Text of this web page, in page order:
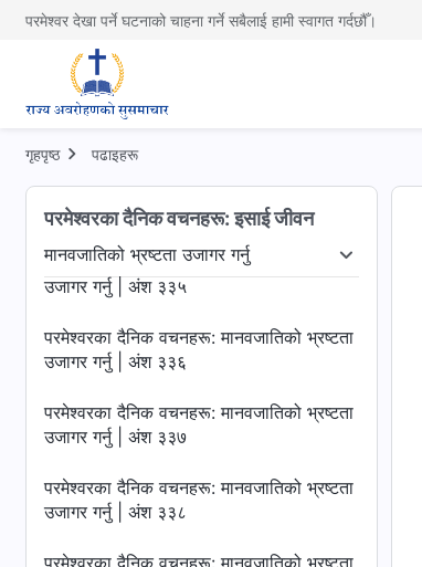
परमेश्वर देखा पर्ने घटनाको चाहना गर्ने सबैलाई हामी स्वागत गर्दछौँ।
गृहपृष्ठ पढाइहरू
परमेश्‍वरका दैनिक वचनहरू: इसाई जीवन
मानवजातिको भ्रष्टता उजागर गर्नु
गर्नु मानवजातिको भ्रष्टता उजागर गर्नु
उजागर गर्नु | अंश ३३२
परमेश्‍वरका दैनिक वचनहरू: मानवजातिको भ्रष्टता
परमेश्‍वरका दैनिक वचनहरू: मानवजातिको भ्रष्टता
उजागर गर्नु | अंश ३३४
परमेश्‍वरका दैनिक वचनहरू: मानवजातिको भ्रष्टता
उजागर गर्नु | अंश ३३५
परमेश्‍वरका दैनिक वचनहरू: मानवजातिको भ्रष्टता
उजागर गर्नु | अंश ३३६
परमेश्‍वरका दैनिक वचनहरू: मानवजातिको भ्रष्टता
उजागर गर्नु | अंश ३३७
परमेश्‍वरका दैनिक वचनहरू: मानवजातिको भ्रष्टता
उजागर गर्नु | अंश ३३८
परमेश्‍वरका दैनिक वचनहरू: मानवजातिको भ्रष्टता